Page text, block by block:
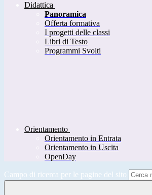
Didattica
Panoramica
Offerta formativa
I progetti delle classi
Libri di Testo
Programmi Svolti
Orientamento
Orientamento in Entrata
Orientamento in Uscita
OpenDay
Campo di ricerca per le pagine del sito